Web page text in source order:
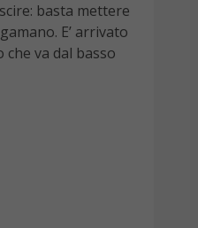
basta mettere
E’ arrivato
va dal basso